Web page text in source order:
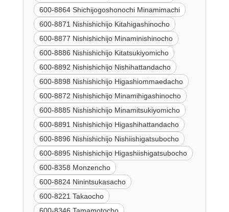
600-8864 Shichijogoshonochi Minamimachi
600-8871 Nishishichijo Kitahigashinocho
600-8877 Nishishichijo Minaminishinocho
600-8886 Nishishichijo Kitatsukiyomicho
600-8892 Nishishichijo Nishihattandacho
600-8898 Nishishichijo Higashiommaedacho
600-8872 Nishishichijo Minamihigashinocho
600-8885 Nishishichijo Minamitsukiyomicho
600-8891 Nishishichijo Higashihattandacho
600-8896 Nishishichijo Nishiishigatsubocho
600-8895 Nishishichijo Higashiishigatsubocho
600-8358 Monzencho
600-8824 Ninintsukasacho
600-8221 Takaocho
600-8346 Tamamotocho